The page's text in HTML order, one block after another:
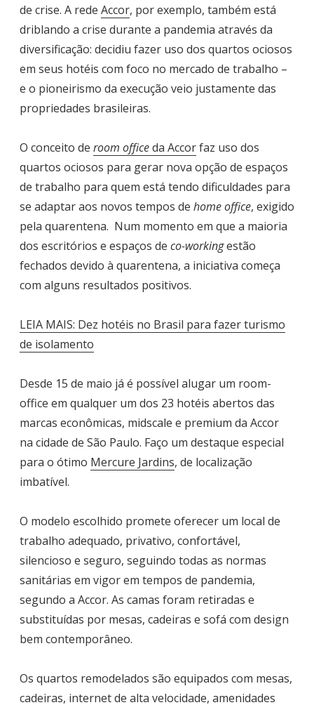
de crise. A rede Accor, por exemplo, também está
driblando a crise durante a pandemia através da
diversificação: decidiu fazer uso dos quartos ociosos
em seus hotéis com foco no mercado de trabalho –
e o pioneirismo da execução veio justamente das
propriedades brasileiras.
O conceito de room officeda Accorfaz uso dos
quartos ociosos para gerar nova opção de espaços
de trabalho para quem está tendo dificuldades para
se adaptar aos novos tempos de home office, exigido
pela quarentena. Num momento em que a maioria
dos escritórios e espaços de co-workingestão
fechados devido à quarentena, a iniciativa começa
com alguns resultados positivos.
LEIA MAIS: Dez hotéis no Brasil para fazer turismo
de isolamento
Desde 15 de maio já é possível alugar um room-
office em qualquer um dos 23 hotéis abertos das
marcas econômicas, midscale e premium da Accor
na cidade de São Paulo. Faço um destaque especial
para o ótimo Mercure Jardins, de localização
imbatível.
O modelo escolhido promete oferecer um local de
trabalho adequado, privativo, confortável,
silencioso e seguro, seguindo todas as normas
sanitárias em vigor em tempos de pandemia,
segundo a Accor. As camas foram retiradas e
substituídas por mesas, cadeiras e sofá com design
bem contemporâneo.
Os quartos remodelados são equipados com mesas,
cadeiras, internet de alta velocidade, amenidades